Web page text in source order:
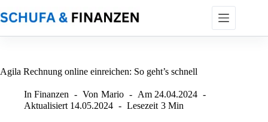
Inhalt
springen
Agila Rechnung online einreichen: So geht’s schnell
In Finanzen Von Mario Am 24.04.2024
Aktualisiert 14.05.2024 Lesezeit 3 Min